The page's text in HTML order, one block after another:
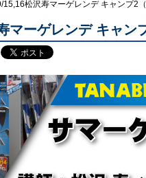
15,16松沢寿マーゲレンデ キャンプ2（
マーゲレンデ キャン